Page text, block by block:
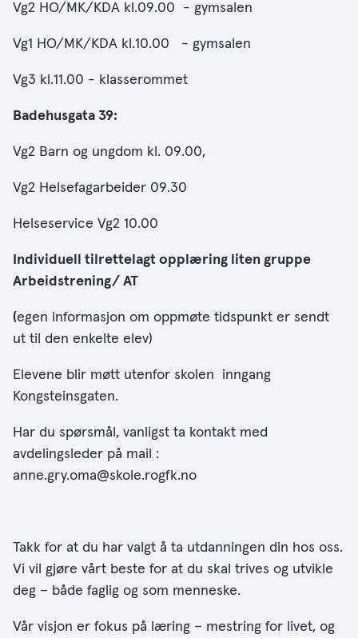
Vg2 HO/MK/KDA kl.09.00 - gymsalen
Vg1 HO/MK/KDA kl.10.00 - gymsalen
Vg3 kl.11.00 - klasserommet
Badehusgata 39:
Vg2 Barn og ungdom kl. 09.00,
Vg2 Helsefagarbeider 09.30
Helseservice Vg2 10.00
Individuell tilrettelagt opplæring liten gruppe
Arbeidstrening/ AT
(egen informasjon om oppmøte tidspunkt er sendt
ut til den enkelte elev)
Elevene blir møtt utenfor skolen inngang
Kongsteinsgaten.
Har du spørsmål, vanligst ta kontakt med
avdelingsleder på mail :
anne.gry.oma@skole.rogfk.no
Takk for at du har valgt å ta utdanningen din hos oss.
Vi vil gjøre vårt beste for at du skal trives og utvikle
deg – både faglig og som menneske.
Vår visjon er fokus på læring – mestring for livet, og